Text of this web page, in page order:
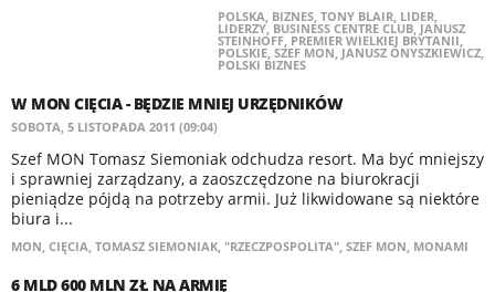
POLSKA, BIZNES, TONY BLAIR, LIDER,
LIDERZY, BUSINESS CENTRE CLUB, JANUSZ
STEINHOFF, PREMIER WIELKIEJ BRYTANII,
POLSKIE, SZEF MON, JANUSZ ONYSZKIEWICZ,
POLSKI BIZNES
W MON CIĘCIA - BĘDZIE MNIEJ URZĘDNIKÓW
SOBOTA, 5 LISTOPADA 2011 (09:04)
Szef MON Tomasz Siemoniak odchudza resort. Ma być mniejszy
i sprawniej zarządzany, a zaoszczędzone na biurokracji
pieniądze pójdą na potrzeby armii. Już likwidowane są niektóre
biura i...
MON, CIĘCIA, TOMASZ SIEMONIAK, "RZECZPOSPOLITA", SZEF MON, MONAMI
6 MLD 600 MLN ZŁ NA ARMIĘ